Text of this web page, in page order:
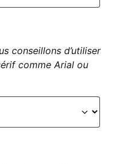
conseillons d’utiliser
comme Arial ou